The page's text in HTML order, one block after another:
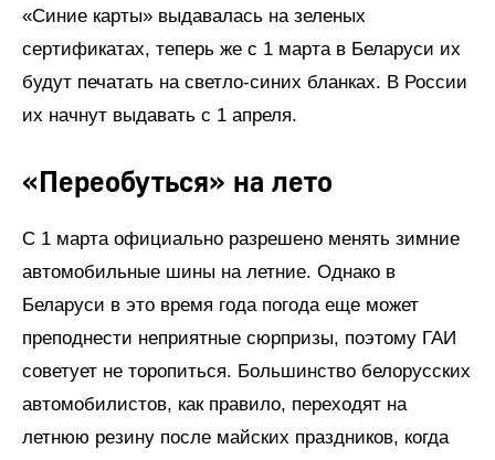
«Синие карты» выдавалась на зеленых
сертификатах, теперь же с 1 марта в Беларуси их
будут печатать на светло-синих бланках. В России
их начнут выдавать с 1 апреля.
«Переобуться» на лето
С 1 марта официально разрешено менять зимние
автомобильные шины на летние. Однако в
Беларуси в это время года погода еще может
преподнести неприятные сюрпризы, поэтому ГАИ
советует не торопиться. Большинство белорусских
автомобилистов, как правило, переходят на
летнюю резину после майских праздников, когда